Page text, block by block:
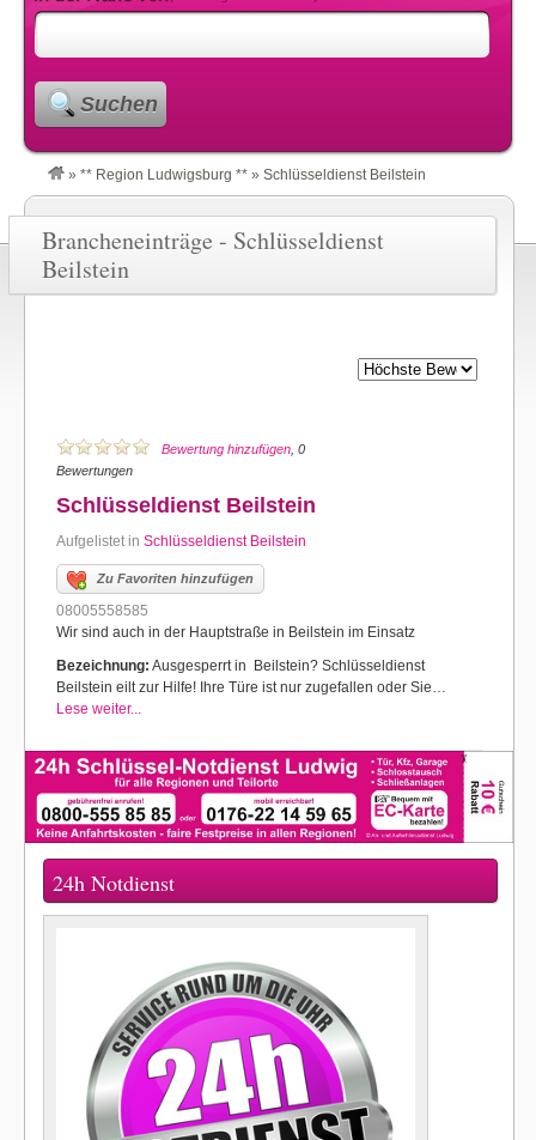
Suchen
» ** Region Ludwigsburg ** » Schlüsseldienst Beilstein
Brancheneinträge - Schlüsseldienst
Beilstein
Bewertung hinzufügen , 0
Bewertungen
Schlüsseldienst Beilstein
Aufgelistet in Schlüsseldienst Beilstein
Zu Favoriten hinzufügen
08005558585
Wir sind auch in der Hauptstraße in Beilstein im Einsatz
Bezeichnung: Ausgesperrt in Beilstein? Schlüsseldienst
Beilstein eilt zur Hilfe! Ihre Türe ist nur zugefallen oder Sie…
Lese weiter...
24h Notdienst